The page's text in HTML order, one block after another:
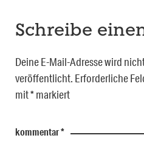
Schreibe
Deine E-Mail-Adresse wird
veröffentlicht. Erforderliche
mit*markiert
kommentar*